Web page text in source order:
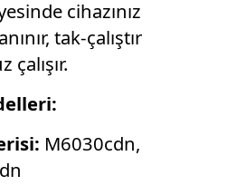
cihazınız
tak-çalıştır
çalışır.
M6030cdn,